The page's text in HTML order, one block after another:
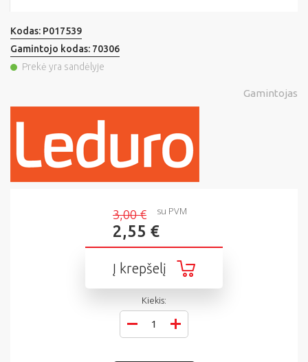
Kodas: P017539
Gamintojo kodas: 70306
Prekė yra sandėlyje
Gamintojas
3,00 €
2,55 €
su PVM
Į krepšelį
Kiekis: